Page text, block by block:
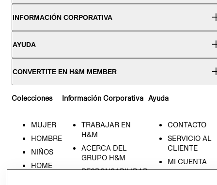
INFORMACIÓN CORPORATIVA
AYUDA
CONVERTITE EN H&M MEMBER
Colecciones
MUJER
HOMBRE
NIÑOS
HOME
Información Corporativa
TRABAJAR EN
H&M
ACERCA DEL
GRUPO H&M
RESPONSABILIDAD
Ayuda
CONTACTO
SERVICIO AL
CLIENTE
MI CUENTA